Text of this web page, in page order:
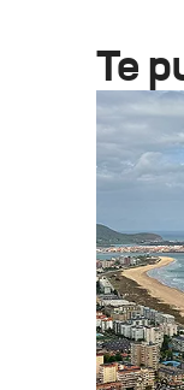
Te